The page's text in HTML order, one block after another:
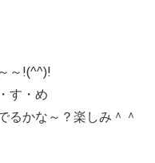
～!(^^)!
す・め
るかな～？楽しみ＾＾